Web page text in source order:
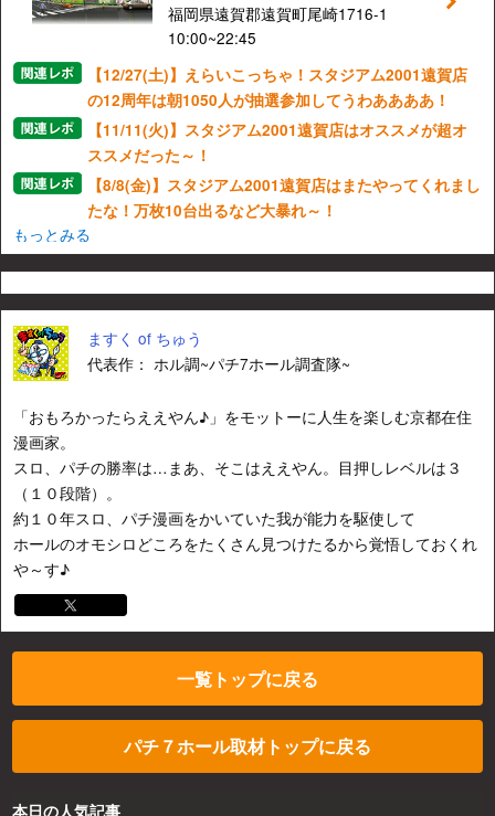
福岡県遠賀郡遠賀町尾崎1716-1
10:00~22:45
【12/27(土)】えらいこっちゃ！スタジアム2001遠賀店
の12周年は朝1050人が抽選参加してうわああああ！
【11/11(火)】スタジアム2001遠賀店はオススメが超オ
ススメだった～！
【8/8(金)】スタジアム2001遠賀店はまたやってくれまし
たな！万枚10台出るなど大暴れ～！
もっとみる
ますく of ちゅう
代表作： ホル調~パチ7ホール調査隊~
「おもろかったらええやん♪」をモットーに人生を楽しむ京都在住
漫画家。
スロ、パチの勝率は…まあ、そこはええやん。目押しレベルは３
（１０段階）。
約１０年スロ、パチ漫画をかいていた我が能力を駆使して
ホールのオモシロどころをたくさん見つけたるから覚悟しておくれ
や～す♪
一覧トップに戻る
パチ７ホール取材トップに戻る
本日の人気記事